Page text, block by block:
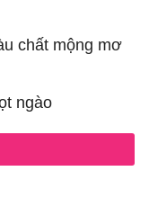
chất mộng mơ
ngào